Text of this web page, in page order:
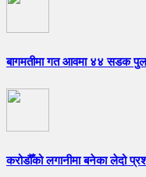
बागमतीमा गत आवमा ४४ सडक पुल
करोडौँको लगानीमा बनेका लेदो